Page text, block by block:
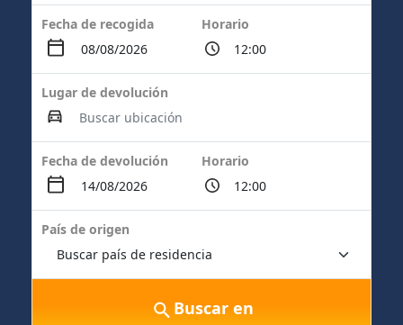
Fecha de recogida Horario
Lugar de devolución
Fecha de devolución Horario
País de origen
Buscar en